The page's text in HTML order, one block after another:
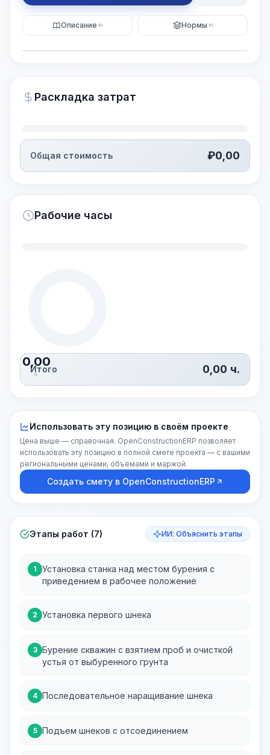
Генерация ИИ-изображения
~15-30 Sek.
Описание KI Нормы KI
Раскладка затрат
Общая стоимость ₽0,00
Рабочие часы
0,00
ч.
Итого 0,00 ч.
Использовать эту позицию в своём проекте
Цена выше — справочная. OpenConstructionERP позволяет
использовать эту позицию в полной смете проекта — с вашими
региональными ценами, объёмами и маржой.
Создать смету в OpenConstructionERP
Этапы работ (7) ИИ: Объяснить этапы
1
Установка станка над местом бурения с
приведением в рабочее положение
2 Установка первого шнека
3 Бурение скважин с взятием проб и очисткой
устья от выбуренного грунта
4 Последовательное наращивание шнека
5 Подъем шнеков с отсоединением